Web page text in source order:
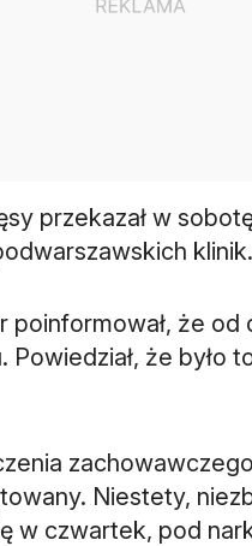
przekazał w
że od
Powiedział, że było
Niestety,
w czwartek, pod